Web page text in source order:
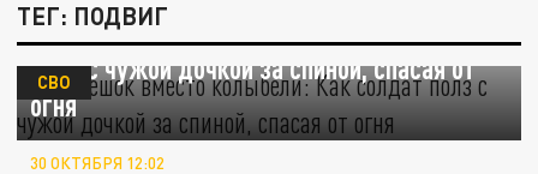
ТЕГ: ПОДВИГ
Вещмешок вместо колыбели: Как солдат
полз с чужой дочкой за спиной, спасая от
огня
СВО
30 ОКТЯБРЯ 12:02